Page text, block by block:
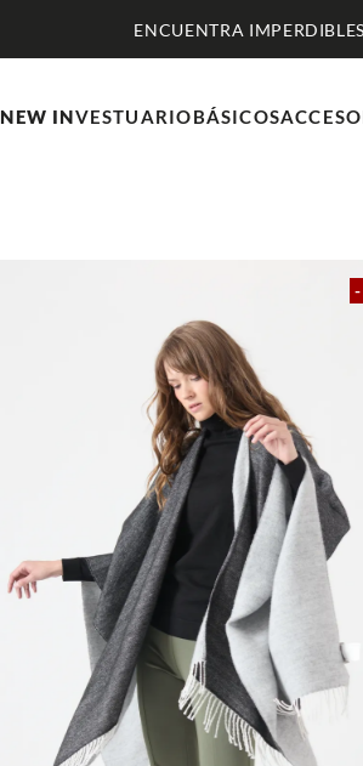
ENCUENTRA
NEW INVESTUARIOBÁSICOS
-